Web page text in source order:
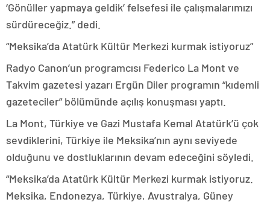
‘Gönüller yapmaya geldik’ felsefesi ile çalışmalarımızı
sürdüreceğiz.” dedi.
“Meksika’da Atatürk Kültür Merkezi kurmak istiyoruz”
Radyo Canon’un programcısı Federico La Mont ve
Takvim gazetesi yazarı Ergün Diler programın “kıdemli
gazeteciler” bölümünde açılış konuşması yaptı.
La Mont, Türkiye ve Gazi Mustafa Kemal Atatürk’ü çok
sevdiklerini, Türkiye ile Meksika’nın aynı seviyede
olduğunu ve dostluklarının devam edeceğini söyledi.
“Meksika’da Atatürk Kültür Merkezi kurmak istiyoruz.
Meksika, Endonezya, Türkiye, Avustralya, Güney